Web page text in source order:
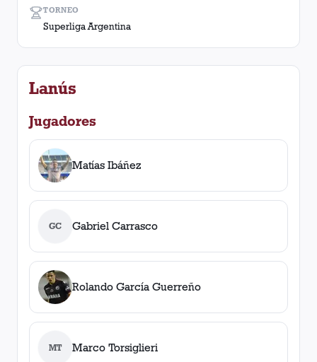
TORNEO
Superliga Argentina
Lanús
Jugadores
Matías Ibáñez
GC Gabriel Carrasco
Rolando García Guerreño
MT Marco Torsiglieri